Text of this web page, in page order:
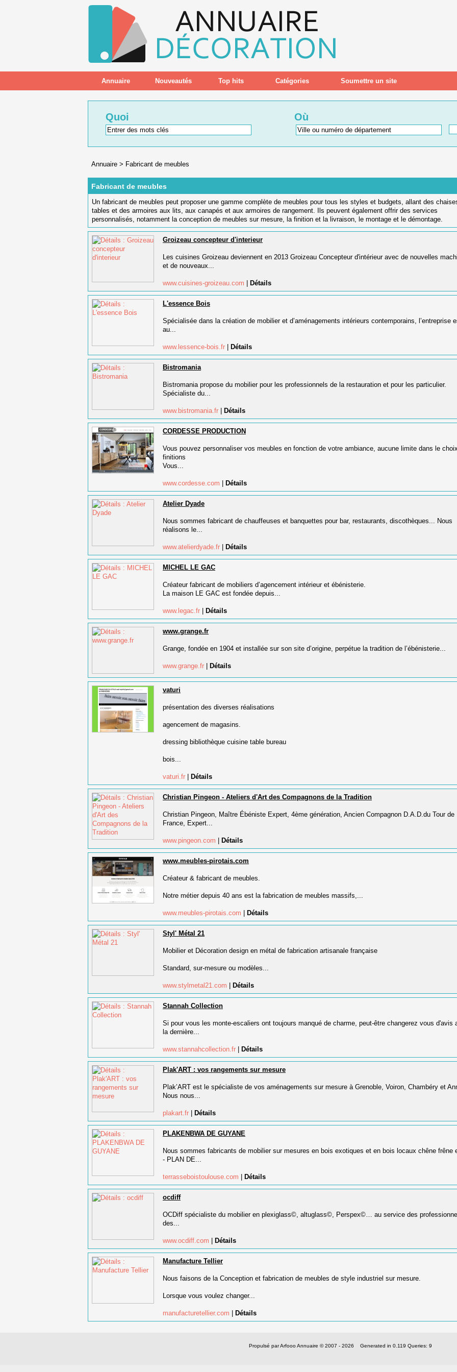
Annuaire Nouveautés Top hits Catégories Soumettre un site
Quoi Où
Annuaire > Fabricant de meubles
Fabricant de meubles
Un fabricant de meub les peut proposerune gamme compl ète de meub les pourtous les styles et budgets, all ant des cha
tables et des armoires aux its, aux canapés et aux armoires de rangement. ls peuvent également offrirdes services
personnalisés, notamment laconception de meub les surmesure, lafinition et lalivraison, le montage et le démontage.
Groizeau concepteur d'interieur
Les cuisines Groizeau deviennent en 2013 Groizeau Concepteur d'intérieur avec de nouvelles
et de nouveaux...
www.cuisines-groizeau.com Détails
L'essence Bois
Spécialisée dans la création de mobilier et d’aménagements intérieurs contemporains, l’entreprise
au...
www.lessence-bois.fr Détails
Bistromania
Bistromania propose du mobilier pour les professionnels de la restauration et pour les particulier.
Spécialiste du...
www.bistromania.fr Détails
CORDESSE PRODUCTION
Vous pouvez personnaliser vos meubles en fonction de votre ambiance, aucune limite dans le
finitions
Vous...
www.cordesse.com Détails
Atelier Dyade
Nous sommes fabricant de chauffeuses et banquettes pour bar, restaurants, discothèques... Nous
réalisons le...
www.atelierdyade.fr Détails
MICHEL LE GAC
Créateur fabricant de mobiliers d’agencement intérieur et ébénisterie.
La maison LE GAC est fondée depuis...
www.legac.fr Détails
www.grange.fr
Grange, fondée en 1904 et installée sur son site d’origine, perpétue la tradition de l’ébénisterie...
www.grange.fr Détails
vaturi
présentation des diverses réalisations
agencement de magasins.
dressing bibliothèque cuisine table bureau
bois...
vaturi.fr Détails
Christian Pingeon - Ateliers d'Art des Compagnons de la Tradition
Christian Pingeon, Maître Ébéniste Expert, 4ème génération, Ancien Compagnon D.A.D.du Tour de
France, Expert...
www.pingeon.com Détails
www.meubles-pirotais.com
Créateur & fabricant de meubles.
Notre métier depuis 40 ans est la fabrication de meubles massifs,...
www.meubles-pirotais.com Détails
Styl' Métal 21
Mobilier et Décoration design en métal de fabrication artisanale française
Standard, sur-mesure ou modèles...
www.stylmetal21.com Détails
Stannah Collection
Si pour vous les monte-escaliers ont toujours manqué de charme, peut-être changerez vous d'avis
la dernière...
www.stannahcollection.fr Détails
Plak'ART : vos rangements sur mesure
Plak’ART est le spécialiste de vos aménagements sur mesure à Grenoble, Voiron, Chambéry et
Nous nous...
plakart.fr Détails
PLAKENBWA DE GUYANE
Nous sommes fabricants de mobilier sur mesures en bois exotiques et en bois locaux chêne frêne
- PLAN DE...
terrasseboistoulouse.com Détails
ocdiff
OCDiff spécialiste du mobilier en plexiglass©, altuglass©, Perspex©… au service des
des...
www.ocdiff.com Détails
Manufacture Tellier
Nous faisons de la Conception et fabrication de meubles de style industriel sur mesure.
Lorsque vous voulez changer...
manufacturetellier.com Détails
Propulsé par Arfooo Annuaire © 2007 - 2026 Generated in 0.119 Queries: 9